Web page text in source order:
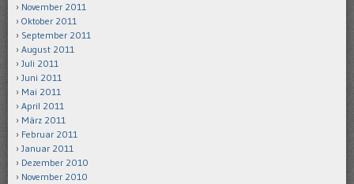
November 2011
Oktober 2011
September 2011
August 2011
Juli 2011
Juni 2011
Mai 2011
April 2011
März 2011
Februar 2011
Januar 2011
Dezember 2010
November 2010